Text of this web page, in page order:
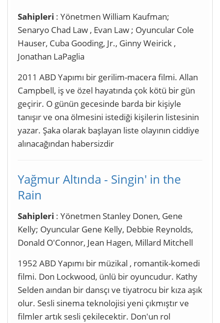
Sahipleri : Yönetmen William Kaufman;
Senaryo Chad Law , Evan Law ; Oyuncular Cole
Hauser, Cuba Gooding, Jr., Ginny Weirick ,
Jonathan LaPaglia
2011 ABD Yapımı bir gerilim-macera filmi. Allan
Campbell, iş ve özel hayatında çok kötü bir gün
geçirir. O günün gecesinde barda bir kişiyle
tanışır ve ona ölmesini istediği kişilerin listesinin
yazar. Şaka olarak başlayan liste olayının ciddiye
alınacağından habersizdir
Yağmur Altında - Singin' in the
Rain
Sahipleri : Yönetmen Stanley Donen, Gene
Kelly; Oyuncular Gene Kelly, Debbie Reynolds,
Donald O'Connor, Jean Hagen, Millard Mitchell
1952 ABD Yapımı bir müzikal , romantik-komedi
filmi. Don Lockwood, ünlü bir oyuncudur. Kathy
Selden aından bir dansçı ve tiyatrocu bir kıza aşık
olur. Sesli sinema teknolojisi yeni çıkmıştır ve
filmler artık sesli çekilecektir. Don'un rol